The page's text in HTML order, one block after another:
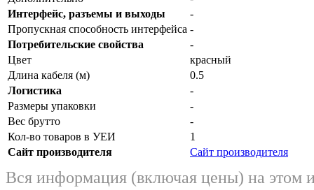
Интерфейс, разъемы и выходы
-
Пропускная способность интерфейса -
Потребительские свойства
-
Цвет
красный
Длина кабеля (м)
0.5
Логистика
-
Размеры упаковки
-
Вес брутто
-
Кол-во товаров в УЕИ
1
Сайт производителя
Сайт производителя
Вся информация (включая цены) на этом